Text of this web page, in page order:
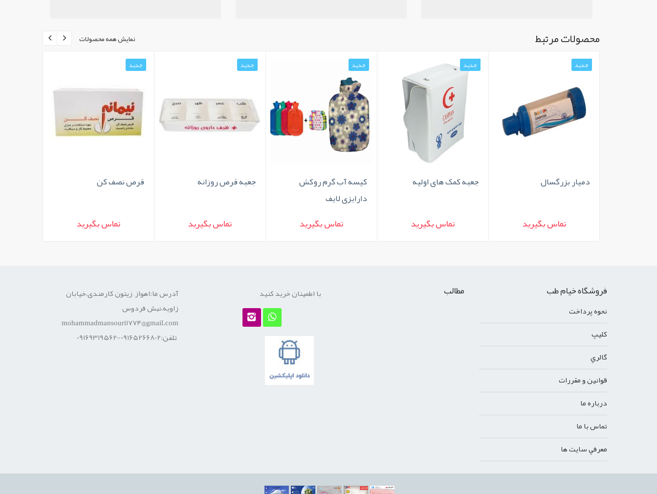
نمایش همه محصولات محصولات مرتبط
جدید
دمیار بزرگسال
تماس بگیرید
جدید
جعبه کمک های اولیه
تماس بگیرید
جدید
کیسه آب گرم روکش
دارایزی لایف
تماس بگیرید
جدید
جعبه قرص روزانه
تماس بگیرید
جدید
قرص نصف کن
تماس بگیرید
فروشگاه خیام طب
نحوه پرداخت
کليپ
گالري
قوانين و مقررات
درباره ما
تماس با ما
معرفي سايت ها
مطالب با اطمینان خرید کنید
آدرس ما:اهواز, زیتون کارمندی،خیابان
زاویه،نبش فردوس
mohammadmansouri1774@gmail.com
تلفن:09165266802-09169319562